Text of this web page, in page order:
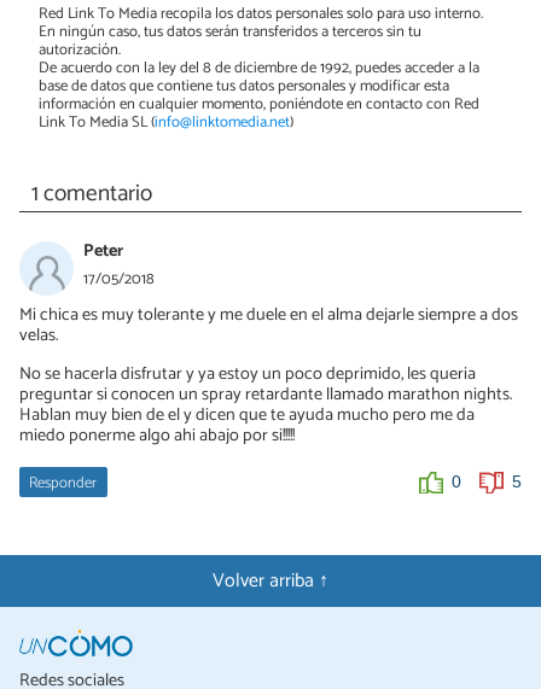
Red Link To Media recopila los datos personales solo para uso interno.
En ningún caso, tus datos serán transferidos a terceros sin tu
autorización.
De acuerdo con la ley del 8 de diciembre de 1992, puedes acceder a la
base de datos que contiene tus datos personales y modificar esta
información en cualquier momento, poniéndote en contacto con Red
Link To Media SL (info@linktomedia.net)
1 comentario
Peter
17/05/2018
Mi chica es muy tolerante y me duele en el alma dejarle siempre a dos
velas.
No se hacerla disfrutar y ya estoy un poco deprimido, les queria
preguntar si conocen un spray retardante llamado marathon nights.
Hablan muy bien de el y dicen que te ayuda mucho pero me da
miedo ponerme algo ahi abajo por si!!!!!
Responder 0 5
Volver arriba ↑
Redes sociales